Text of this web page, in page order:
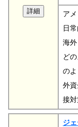
ア
日
海外
ど
のよ
外
接対
ジ